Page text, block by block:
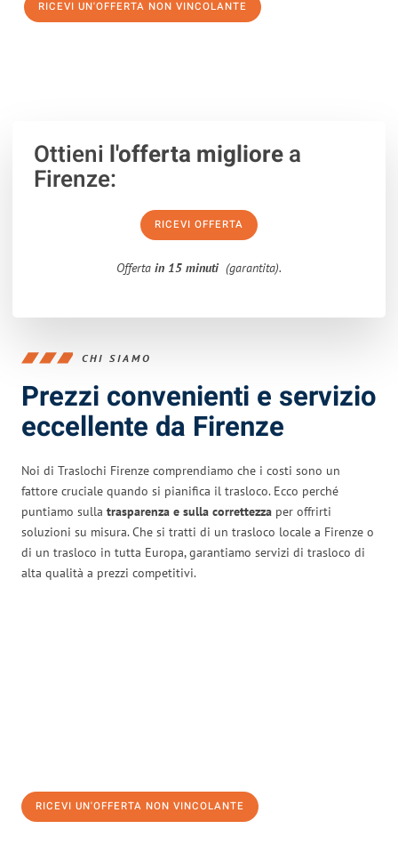
RICEVI UN'OFFERTA NON VINCOLANTE
Ottieni l'offerta migliorea
Firenze:
RICEVI OFFERTA
Offerta in 15 minuti (garantita).
CHI SIAMO
Prezzi convenienti e servizio
eccellente da Firenze
Noi di Traslochi Firenze comprendiamo che i costi sono un
fattore cruciale quando si pianifica il trasloco. Ecco perché
puntiamo sulla trasparenza e sulla correttezza per offrirti
soluzioni su misura. Che si tratti di un trasloco locale a Firenze o
di un trasloco in tutta Europa, garantiamo servizi di trasloco di
alta qualità a prezzi competitivi.
RICEVI UN'OFFERTA NON VINCOLANTE